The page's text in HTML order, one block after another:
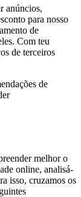
anúncios,
para nosso
de
Com teu
de terceiros
de
melhor o
online, analisá-
isso, cruzamos os